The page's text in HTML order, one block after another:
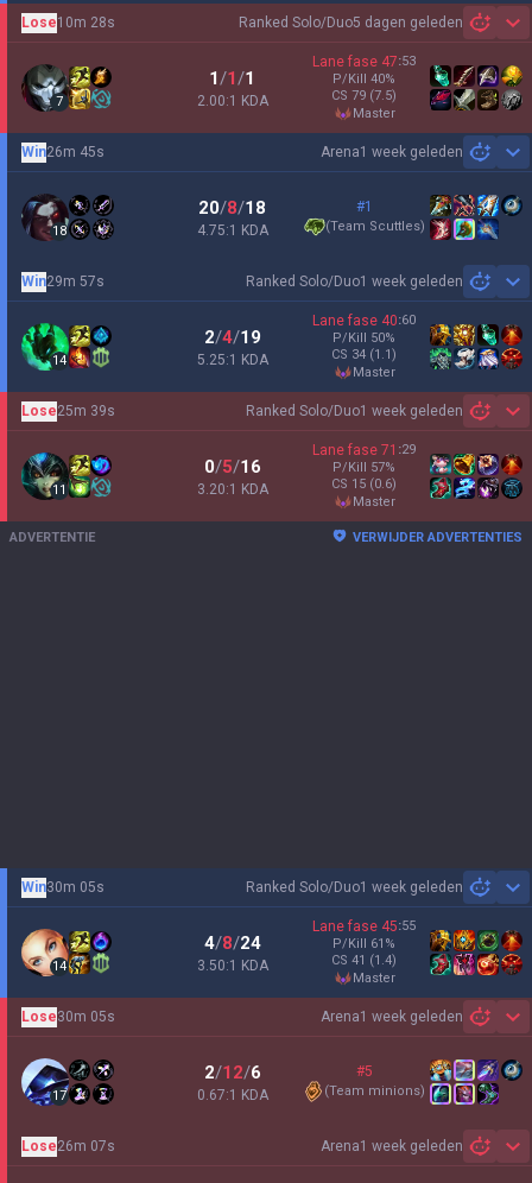
Ranked Solo/Duo5 dagen geleden
Lose10m 28s
7
1/1/1
2.00:1 KDA
Lane fase 47:53
P/Kill 40%
CS 79 (7.5)
master
Arena1 week geleden
Win26m 45s
18
20/8/18
4.75:1 KDA
#1
(Team Scuttles)
Ranked Solo/Duo1 week geleden
Win29m 57s
14
2/4/19
5.25:1 KDA
Lane fase 40:60
P/Kill 50%
CS 34 (1.1)
master
Ranked Solo/Duo1 week geleden
Lose25m 39s
11
0/5/16
3.20:1 KDA
Lane fase 71 :29
P/Kill 57%
CS 15 (0.6)
master
ADVERTENTIE VERWIJDER ADVERTENTIES
Ranked Solo/Duo1 week geleden
Win30m 05s
14
4/8/24
3.50:1 KDA
Lane fase 45:55
P/Kill 61 %
CS 41 (1.4)
master
Arena1 week geleden
Lose30m 05s
17
2/12/6
0.67:1 KDA
#5
(Team minions)
Arena1 week geleden
Lose26m 07s